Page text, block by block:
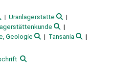
Uranlagerstätte
Geologie
Tansania